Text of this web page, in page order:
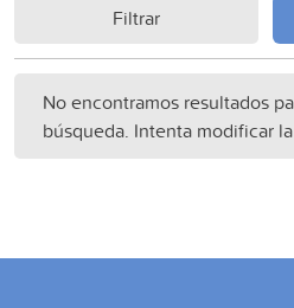
Filtrar
No encontramos resultados
búsqueda. Intenta modificar